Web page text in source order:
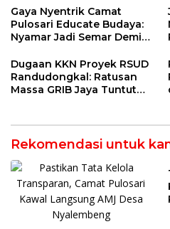
Gaya Nyentrik Camat
Pulosari Educate Budaya:
Nyamar Jadi Semar Demi
Dugaan KKN Proyek RSUD
Randudongkal: Ratusan
Massa GRIB Jaya Tuntut
Rekomendasi untuk